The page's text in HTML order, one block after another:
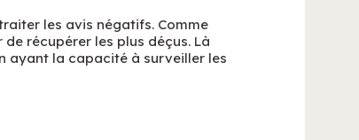
les avis négatifs. Comme
récupérer les plus déçus. Là
ayant la capacité à surveiller les